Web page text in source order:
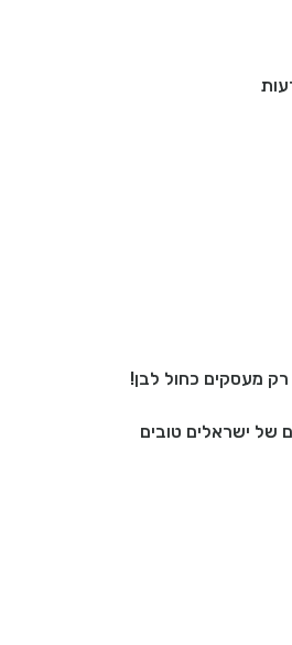
של ישראלים טובים